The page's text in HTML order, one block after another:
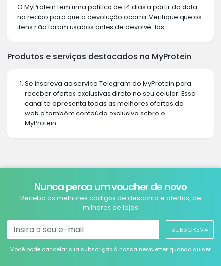
O MyProtein tem uma política de 14 dias a partir da data
no recibo para que a devolução ocorra. Verifique que os
itens não foram usados antes de devolvê-los.
Produtos e serviços destacados na MyProtein
Se inscreva ao serviço Telegram do MyProtein para
receber ofertas exclusivas direto no seu celular. Essa
canal te apresenta todas as melhores ofertas da
web e também conteúdo exclusivo sobre o
MyProtein.
Nunca perca um voucher de novo
Receba os melhores códigos de desconto e ofertas, de
milhares de lojas
SUBSCREVA
Você pode cancelar sua subscrição à nossa newsletter quando quiser